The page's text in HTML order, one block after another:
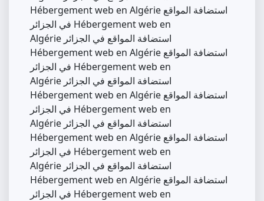
Hébergement web en Algérie استضافة المواقع
في الجزائر Hébergement web en
Algérie استضافة المواقع في الجزائر
Hébergement web en Algérie استضافة المواقع
في الجزائر Hébergement web en
Algérie استضافة المواقع في الجزائر
Hébergement web en Algérie استضافة المواقع
في الجزائر Hébergement web en
Algérie استضافة المواقع في الجزائر
Hébergement web en Algérie استضافة المواقع
في الجزائر Hébergement web en
Algérie استضافة المواقع في الجزائر
Hébergement web en Algérie استضافة المواقع
في الجزائر Hébergement web en